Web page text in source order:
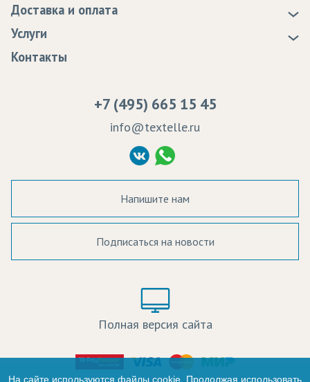
Статьи
Программа лояльности
Сертификаты качества
Судебные решения
Политика Конфиденциальности
Согласие на обработку ПД
Доставка и оплата
Доставка
Оплата
Услуги
Образцы
Контакты
+7 (495) 665 15 45
info@textelle.ru
Напишите нам
Подписаться на новости
Полная версия сайта
-
На сайте используются файлы cookie. Продолжая использовать